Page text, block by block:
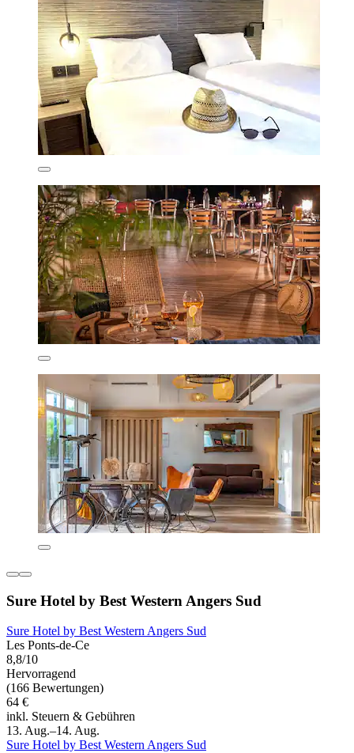
Sure Hotel by Best Western Angers Sud
Sure Hotel by Best Western Angers Sud
Les Ponts-de-Ce
8,8/10
Hervorragend
(166 Bewertungen)
64 €
inkl. Steuern & Gebühren
13. Aug.–14. Aug.
Sure Hotel by Best Western Angers Sud